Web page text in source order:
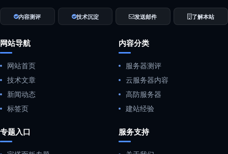
内容测评 技术沉淀 发送邮件 了解本站
网站导航
网站首页
技术文章
新闻动态
标签页
内容分类
服务器测评
云服务器内容
高防服务器
建站经验
专题入口 服务支持